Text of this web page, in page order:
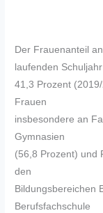
Der Frauenanteil
laufenden
41,3 Prozent
Frauen
insbesondere an
Gymnasien
(56,8 Prozent) und
den
Bildungsbereichen
Berufsfachschule